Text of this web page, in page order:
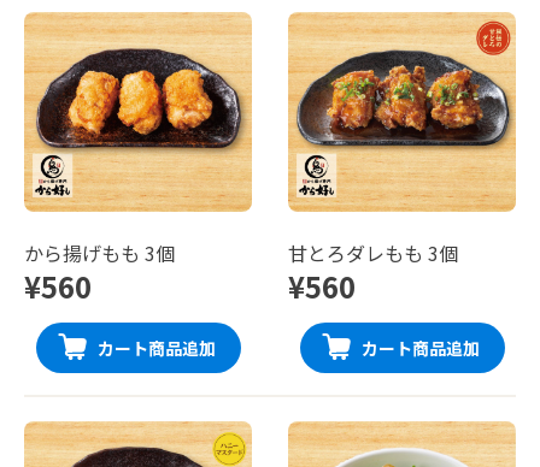
から揚げもも 3個
¥560
カート商品追加
甘とろダレもも 3個
¥560
カート商品追加